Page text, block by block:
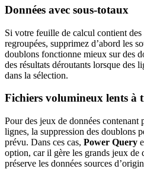
Données avec sous-totaux
Si votre feuille de calcul contient des
regroupées, supprimez d’abord les
doublons fonctionne mieux sur des
des résultats déroutants lorsque des
dans la sélection.
Fichiers volumineux lents à
Pour des jeux de données
lignes, la suppression des doublons
prévu. Dans ces cas, Power Query
option, car il gère les grands jeux de
préserve les données sources